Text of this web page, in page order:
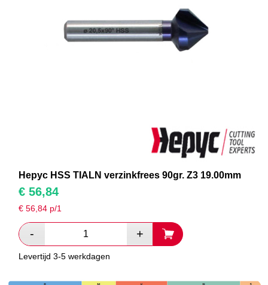
Hepyc HSS TIALN verzinkfrees 90gr. Z3 19.00mm
€ 56,84
€56,84 p/1
Levertijd 3-5 werkdagen